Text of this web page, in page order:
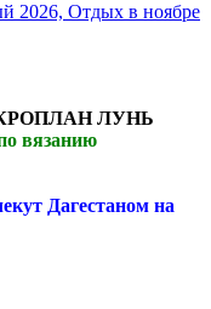
2026, Отдых в ноябре
ЭКРОПЛАН ЛУНЬ
вязанию
Дагестаном на